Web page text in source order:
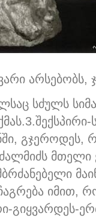
სძულს
გჯეროდეს,
მთელი
იმით,
გიყვარდეს-